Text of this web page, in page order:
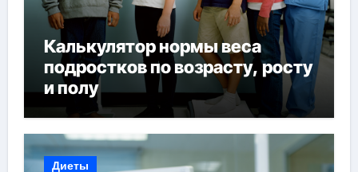
Калькулятор нормы веса
подростков по возрасту, росту
и полу
Диеты